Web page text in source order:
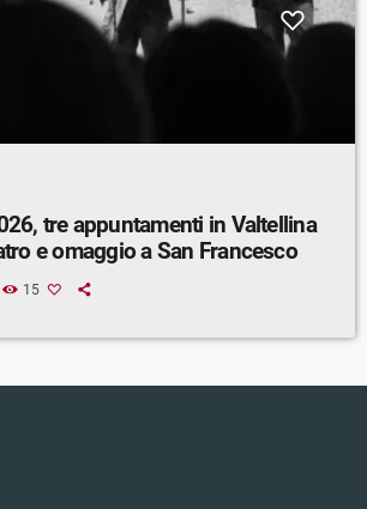
tre appuntamenti in Valtellina
e omaggio a San Francesco
15